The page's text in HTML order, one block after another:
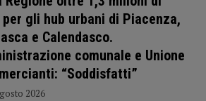
per gli hub urbani di Piacenza,
e Calendasco.
comunale e Unione
“Soddisfatti”
2026